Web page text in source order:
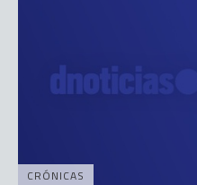
CRÓNICAS